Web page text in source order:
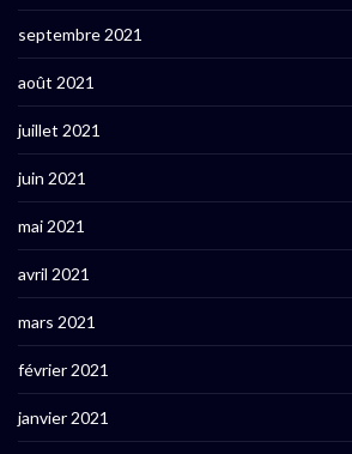
septembre 2021
août 2021
juillet 2021
juin 2021
mai 2021
avril 2021
mars 2021
février 2021
janvier 2021